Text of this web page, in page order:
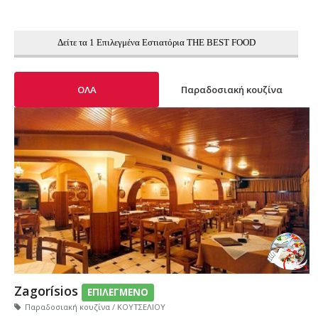
Δείτε τα 1 Επιλεγμένα Εστιατόρια THE BEST FOOD
ΟΛΑ Παραδοσιακή κουζίνα
Zagorísios ΕΠΙΛΕΓΜΕΝΟ
Παραδοσιακή κουζίνα / ΚΟΥΤΣΕΛΙΟΥ